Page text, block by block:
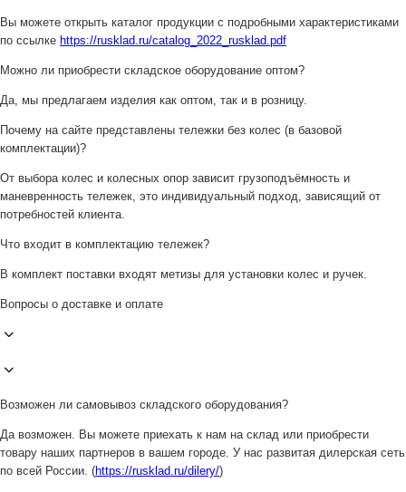
Вы можете открыть каталог продукции с подробными характеристиками
по ссылке https://rusklad.ru/catalog_2022_rusklad.pdf
Можно ли приобрести складское оборудование оптом?
Да, мы предлагаем изделия как оптом, так и в розницу.
Почему на сайте представлены тележки без колес (в базовой
комплектации)?
От выбора колес и колесных опор зависит грузоподъёмность и
маневренность тележек, это индивидуальный подход, зависящий от
потребностей клиента.
Что входит в комплектацию тележек?
В комплект поставки входят метизы для установки колес и ручек.
Вопросы о доставке и оплате
Возможен ли самовывоз складского оборудования?
Да возможен. Вы можете приехать к нам на склад или приобрести
товару наших партнеров в вашем городе. У нас развитая дилерская сеть
по всей России. (https://rusklad.ru/dilery/)